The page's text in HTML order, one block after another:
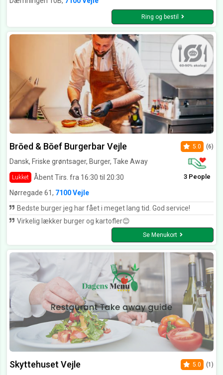
Ring og bestil
Brōed & Bōef Burgerbar Vejle
Dansk, Friske grøntsager, Burger, Take Away
Lukket Åbent Tirs. fra 16:30 til 20:30
5.0 (6)
3 People
Nørregade 61, 7100 Vejle
Bedste burger jeg har fået i meget lang tid. God service!
Virkelig lækker burger og kartofler😊
Se Menukort
Skyttehuset Vejle 5.0 (1)